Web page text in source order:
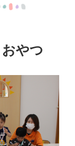
やつ